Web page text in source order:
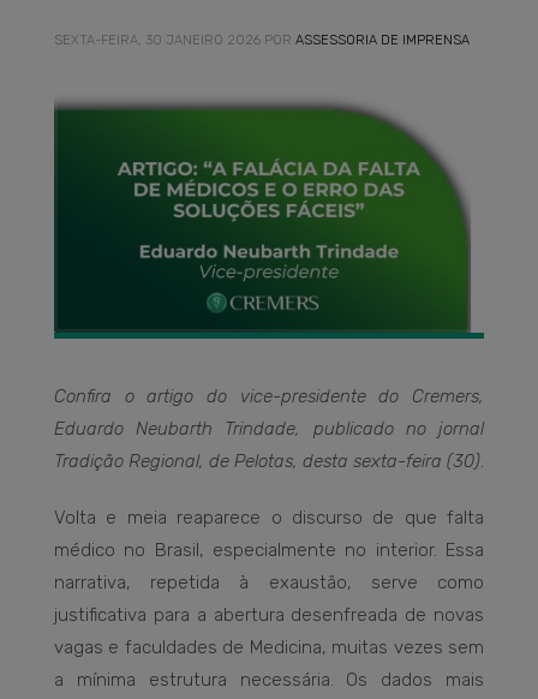
SEXTA-FEIRA, 30 JANEIRO 2026 POR ASSESSORIA DE IMPRENSA
Confira o artigo do vice-presidente do Cremers,
Eduardo Neubarth Trindade, publicado no jornal
Tradição Regional, de Pelotas, desta sexta-feira (30).
Volta e meia reaparece o discurso de que falta
médico no Brasil, especialmente no interior. Essa
narrativa, repetida à exaustão, serve como
justificativa para a abertura desenfreada de novas
vagas e faculdades de Medicina, muitas vezes sem
a mínima estrutura necessária. Os dados mais